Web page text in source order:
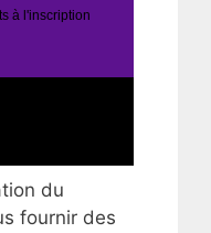
à l'inscription
du
fournir des